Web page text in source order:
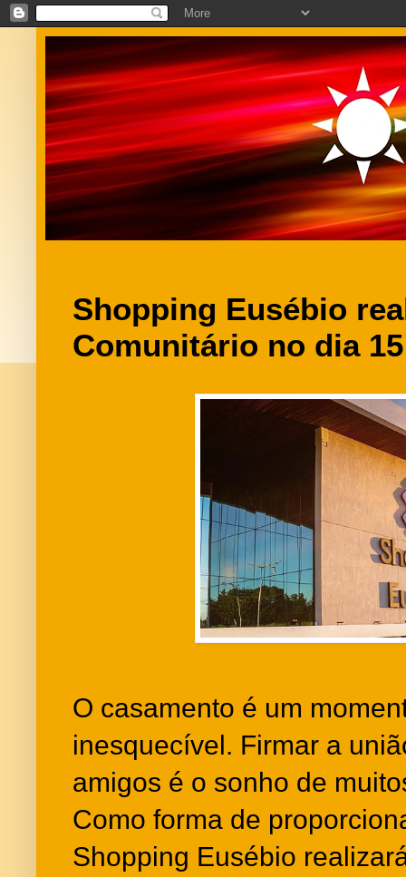
Shopping Eusébio
Comunitário no dia
O casamento é um
inesquecível. Firmar a
amigos é o sonho de
Como forma de
Shopping Eusébio